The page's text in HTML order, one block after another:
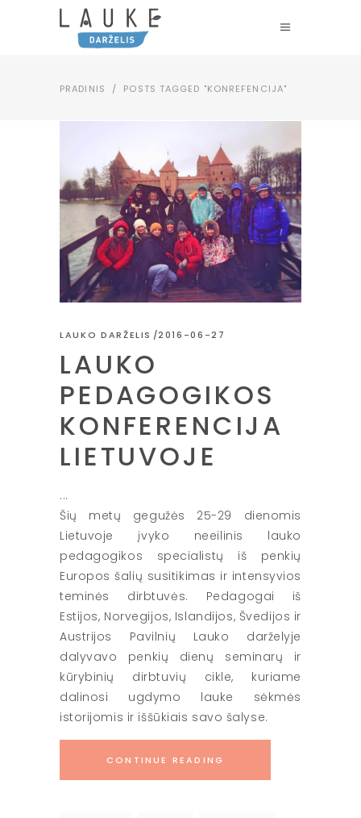
PRADINIS / POSTS TAGGED "KONREFENCIJA"
LAUKO DARŽELIS 2016-06-27
LAUKO
PEDAGOGIKOS
KONFERENCIJA
LIETUVOJE
Šių metų gegužės 25-29 dienomis
Lietuvoje įvyko neeilinis lauko
pedagogikos specialistų iš penkių
Europos šalių susitikimas ir intensyvios
teminės dirbtuvės. Pedagogai iš
Estijos, Norvegijos, Islandijos, Švedijos ir
Austrijos Pavilnių Lauko darželyje
dalyvavo penkių dienų seminarų ir
kūrybinių dirbtuvių cikle, kuriame
dalinosi ugdymo lauke sėkmės
istorijomis ir iššūkiais savo šalyse.
CONTINUE READING